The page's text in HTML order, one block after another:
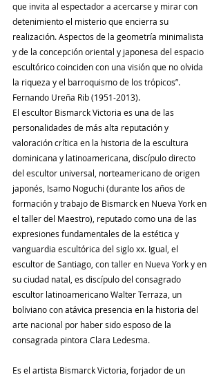
que invita al espectador a acercarse y mirar con
detenimiento el misterio que encierra su
realización. Aspectos de la geometría minimalista
y de la concepción oriental y japonesa del espacio
escultórico coinciden con una visión que no olvida
la riqueza y el barroquismo de los trópicos”.
Fernando Ureña Rib (1951-2013).
El escultor Bismarck Victoria es una de las
personalidades de más alta reputación y
valoración crítica en la historia de la escultura
dominicana y latinoamericana, discípulo directo
del escultor universal, norteamericano de origen
japonés, Isamo Noguchi (durante los años de
formación y trabajo de Bismarck en Nueva York en
el taller del Maestro), reputado como una de las
expresiones fundamentales de la estética y
vanguardia escultórica del siglo xx. Igual, el
escultor de Santiago, con taller en Nueva York y en
su ciudad natal, es discípulo del consagrado
escultor latinoamericano Walter Terraza, un
boliviano con atávica presencia en la historia del
arte nacional por haber sido esposo de la
consagrada pintora Clara Ledesma.
Es el artista Bismarck Victoria, forjador de un